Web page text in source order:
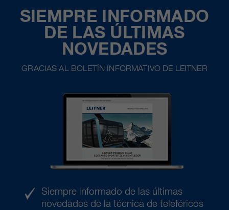
SIEMPRE INFORMADO
DE LAS ÚLTIMAS
NOVEDADES
GRACIAS AL BOLETÍN INFORMATIVO DE LEITNER
Siempre informado de las últimas
novedades de la técnica de teleféricos